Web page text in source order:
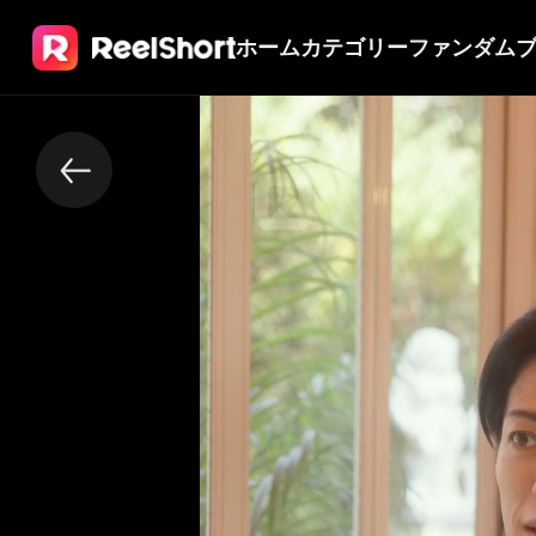
ホームカテゴリーファンダム